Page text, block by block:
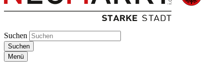
Suchen
Suchen
Menü